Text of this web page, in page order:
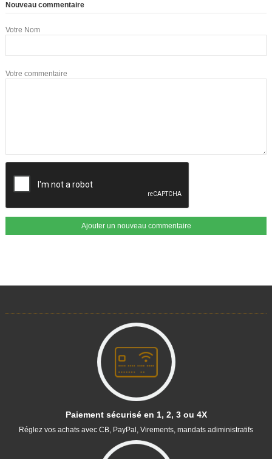
Nouveau commentaire
Votre Nom
Votre commentaire
Ajouter un nouveau commentaire
Paiement sécurisé en 1, 2, 3 ou 4X
Réglez vos achats avec CB, PayPal, Virements, mandats adiministratifs